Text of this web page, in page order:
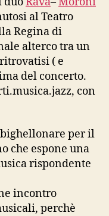
al Teatro
Regina di
alterco tra un
( e
del concerto.
con
per il
che espone una
rispondente
incontro
perchè